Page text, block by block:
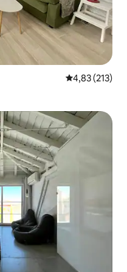
Priemerné
4,83 (213)